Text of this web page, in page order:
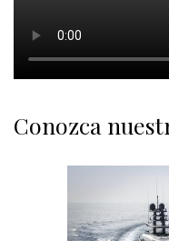
Conozca